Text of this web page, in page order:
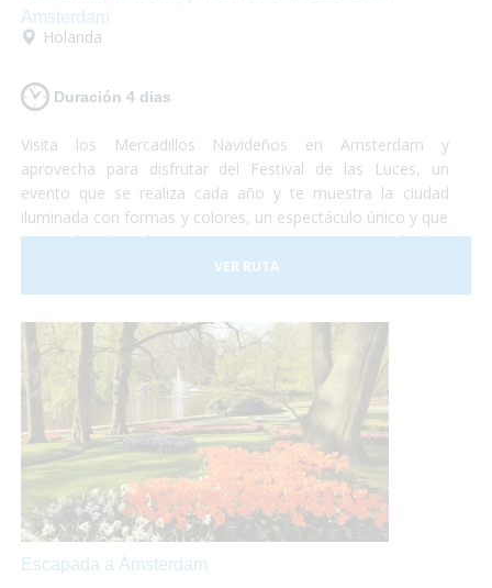
Amsterdam
Holanda
Duración 4 dias
Visita los Mercadillos Navideños en Amsterdam y
aprovecha para disfrutar del Festival de las Luces, un
evento que se realiza cada año y te muestra la ciudad
iluminada con formas y colores, un espectáculo único y que
no puedes dejar de ver. Te proponemos una escapada de 4
días en la cuál podrás disfrutar de esta mágica ciudad y de
sus alrededores. Turismo accesible en Holanda y
experiencia diferente!
VER RUTA
Escapada a Ámsterdam